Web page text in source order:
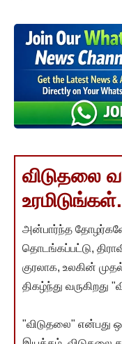
விடுதலை
அன்பார்ந்த
தொடங்கப்பட்டு,
குரலாக, உலகின்
திகழ்ந்து வருகிறது
"விடுதலை" என்பது